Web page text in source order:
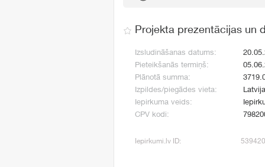
Projekta prezentācijas un
Izsludināšanas datums:
Pieteikšanās termiņš:
Plānotā summa:
Izpildes/piegādes vieta:
Iepirkuma veids:
CPV kodi:
Iepirkumi.lv ID: